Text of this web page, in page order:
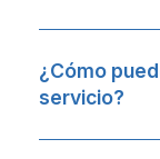
¿Cómo
servicio?